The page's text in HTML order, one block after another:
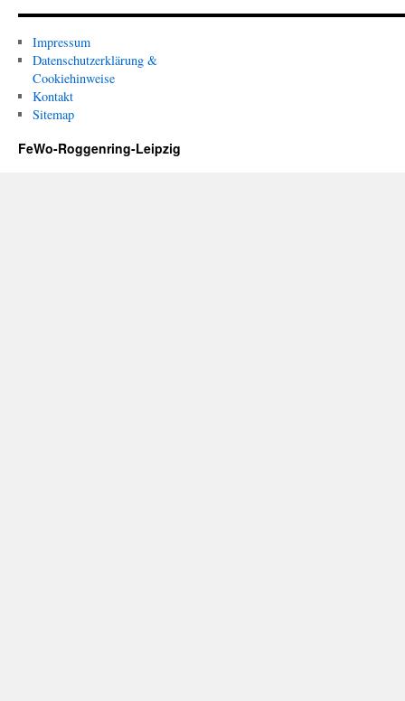
Impressum
Datenschutzerklärung &
Cookiehinweise
Kontakt
Sitemap
FeWo-Roggenring-Leipzig